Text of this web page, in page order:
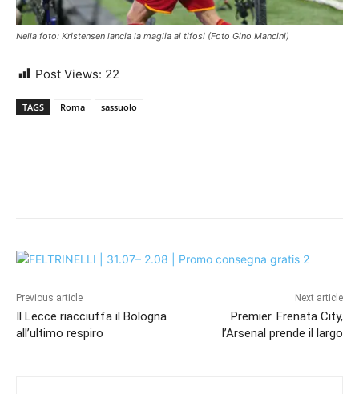
Nella foto: Kristensen lancia la maglia ai tifosi (Foto Gino Mancini)
Post Views: 22
TAGS Roma sassuolo
Previous article
Il Lecce riacciuffa il Bologna
all’ultimo respiro
Next article
Premier. Frenata City,
l’Arsenal prende il largo